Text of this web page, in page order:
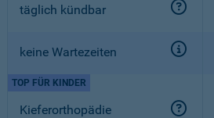
täglich kündbar
keine Wartezeiten
TOP FÜR KINDER
Kieferorthopädie